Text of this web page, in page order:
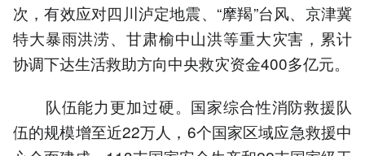
次，有效应对四川泸定地震、“摩羯”台风、京津冀
特大暴雨洪涝、甘肃榆中山洪等重大灾害，累计
协调下达生活救助方向中央救灾资金400多亿元。
队伍能力更加过硬。国家综合性消防救援队
伍的规模增至近22万人，6个国家区域应急救援中